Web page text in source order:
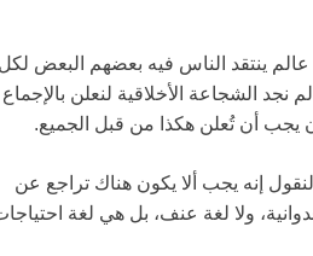
عالم ينتقد الناس فيه بعضهم البعض
نجد الشجاعة الأخلاقية لنعلن بالإجماع
يجب أن تُعلن هكذا من قبل الجميع.
إنه يجب ألا يكون هناك تراجع عن
ولا لغة عنف، بل هي لغة